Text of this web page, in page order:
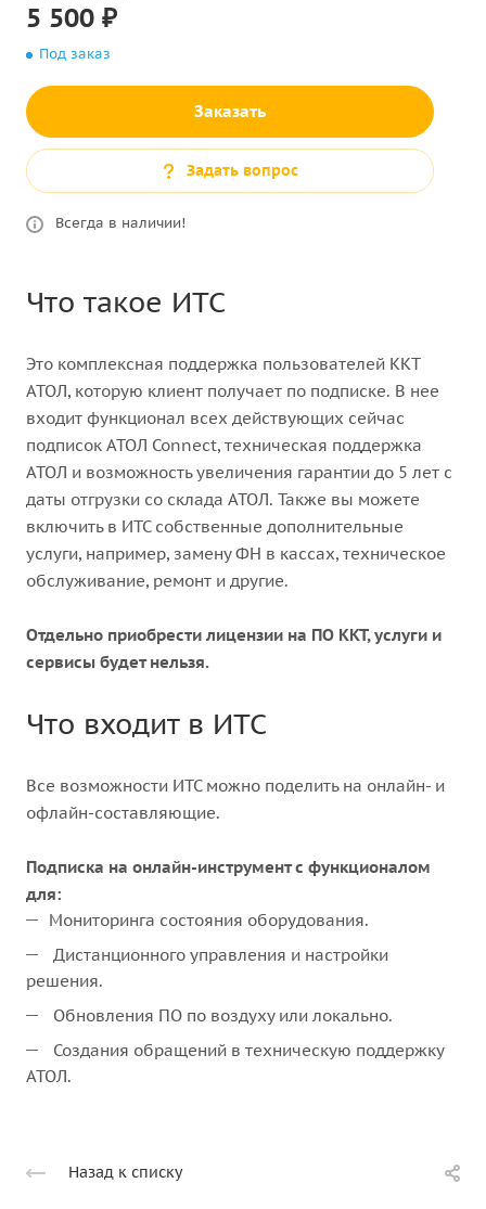
5 500 ₽
Под заказ
Заказать
Задать вопрос
Всегда в наличии!
Что такое ИТС
Это комплексная поддержка пользователей ККТ
АТОЛ, которую клиент получает по подписке. В нее
входит функционал всех действующих сейчас
подписок АТОЛ Connect, техническая поддержка
АТОЛ и возможность увеличения гарантии до 5 лет с
даты отгрузки со склада АТОЛ. Также вы можете
включить в ИТС собственные дополнительные
услуги, например, замену ФН в кассах, техническое
обслуживание, ремонт и другие.
Отдельно приобрести лицензии на ПО ККТ, услуги и
сервисы будет нельзя.
Что входит в ИТС
Все возможности ИТС можно поделить на онлайн- и
офлайн-составляющие.
Подписка на онлайн-инструмент с функционалом
для:
Мониторинга состояния оборудования.
Дистанционного управления и настройки
решения.
Обновления ПО по воздуху или локально.
Создания обращений в техническую поддержку
АТОЛ.
Назад к списку